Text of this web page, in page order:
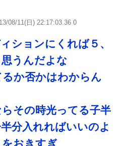
08/11(日) 22:17:03.36 0
ションにくれば５、
うんだよな
か否かはわからん
その時光ってる子半
分入れればいいのよ
おきすぎ